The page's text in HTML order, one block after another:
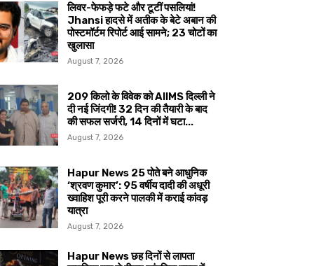
लिवर-फेफड़े फटे और टूटीं पसलियां!
Jhansi हादसे में अतीक के बेटे अबान की
पोस्टमॉर्टम रिपोर्ट आई सामने; 23 चोटों का
खुलासा
August 7, 2026
209 किलो के विवेक को AIIMS दिल्ली ने
दी नई जिंदगी! 32 दिन की तैयारी के बाद
की सफल सर्जरी, 14 दिनों में घटा...
August 7, 2026
Hapur News 25 पोते बने आधुनिक
‘श्रवण कुमार’: 95 वर्षीय दादी की अधूरी
ख्वाहिश पूरी करने पालकी में कराई कांवड़
यात्रा
August 7, 2026
Hapur News छह दिनों से लापता